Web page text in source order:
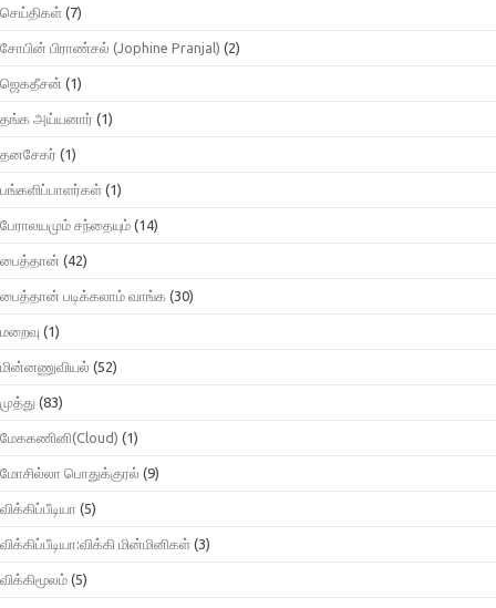
செய்திகள் (7)
சோபின் பிராண்சல் (Jophine Pranjal) (2)
ஜெகதீசன் (1)
தங்க அய்யனார் (1)
தனசேகர் (1)
பங்களிப்பாளர்கள் (1)
பேராலயமும் சந்தையும் (14)
பைத்தான் (42)
பைத்தான் படிக்கலாம் வாங்க (30)
மறைவு (1)
மின்னணுவியல் (52)
முத்து (83)
மேககணினி(Cloud) (1)
மோசில்லா பொதுக்குரல் (9)
விக்கிப்பீடியா (5)
விக்கிப்பீடியா:விக்கி மின்மினிகள் (3)
விக்கிமூலம் (5)